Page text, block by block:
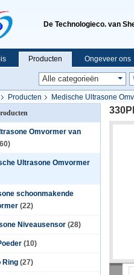
De Technologieco. van
Producten Ongeveer ons
Producten Medische Ultrasone
Omvormer van
Ultrasone Omvormer
schoonmakende
(22)
Niveausensor (28)
(10)
Ring (27)